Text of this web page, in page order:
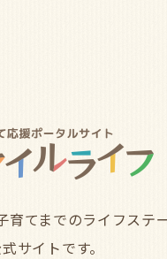
てまでのライフステ
サイトです。